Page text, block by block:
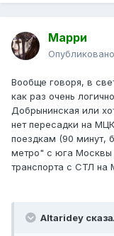
Марри
Опубликовано
Вообще говоря, в
как раз очень
Добрынинская или
нет пересадки на
поездкам (90 минут,
метро" с юга
транспорта с СТЛ на
Altaridey